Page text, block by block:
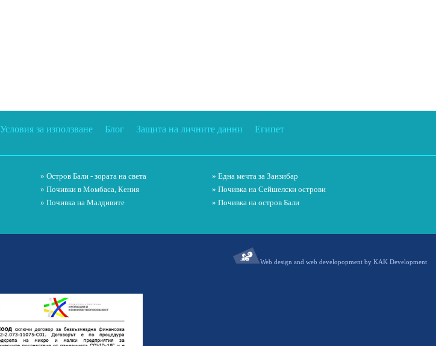
Условия за използване Блог Защита на личните данни Египет
» Остров Бали - зората на света
» Една мечта за Занзибар
» Почивки в Момбаса, Кения
» Почивка на Сейшелски острови
» Почивка на Малдивите
» Почивка на остров Бали
Web design and web developopment by KAK Development